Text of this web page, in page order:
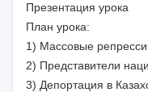
Презентация урока
План урока:
1) Массовые
2) Представители
3) Депортация в